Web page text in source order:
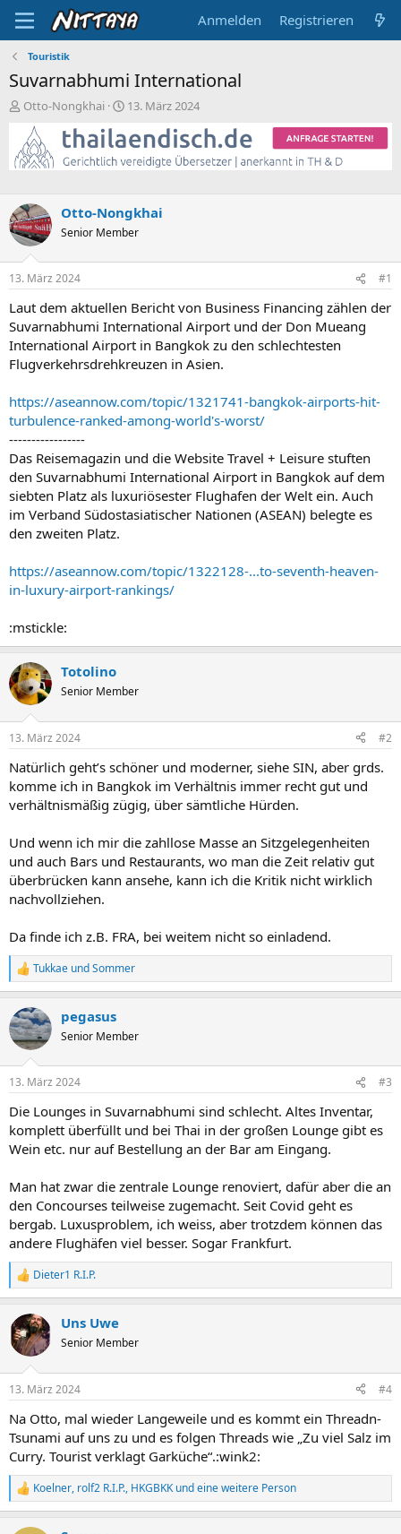
Anmelden Registrieren
Touristik
Suvarnabhumi International
E
s
t
e
l
e
r
Otto-Nongkhai
E
s
e
t
a
13. März 2024
Otto-Nongkhai
Senior Member
13. März 2024 #1
Laut dem aktuellen Bericht von Business Financing zählen der
Suvarnabhumi International Airport und der Don Mueang
International Airport in Bangkok zu den schlechtesten
Flugverkehrsdrehkreuzen in Asien.
https://aseannow.com/topic/1321741-bangkok-airports-hit-
turbulence-ranked-among-world's-worst/
-----------------
Das Reisemagazin und die Website Travel + Leisure stuften
den Suvarnabhumi International Airport in Bangkok auf dem
siebten Platz als luxuriösester Flughafen der Welt ein. Auch
im Verband Südostasiatischer Nationen (ASEAN) belegte es
den zweiten Platz.
https://aseannow.com/topic/1322128-...to-seventh-heaven-
in-luxury-airport-rankings/
:mstickle:
Totolino
Senior Member
13. März 2024 #2
Natürlich geht’s schöner und moderner, siehe SIN, aber grds.
komme ich in Bangkok im Verhältnis immer recht gut und
verhältnismäßig zügig, über sämtliche Hürden.
Und wenn ich mir die zahllose Masse an Sitzgelegenheiten
und auch Bars und Restaurants, wo man die Zeit relativ gut
überbrücken kann ansehe, kann ich die Kritik nicht wirklich
nachvollziehen.
Da finde ich z.B. FRA, bei weitem nicht so einladend.
R
e
k
t
i
n
e
n
:
Tukkae undSommer
pegasus
Senior Member
13. März 2024 #3
Die Lounges in Suvarnabhumi sind schlecht. Altes Inventar,
komplett überfüllt und bei Thai in der großen Lounge gibt es
Wein etc. nur auf Bestellung an der Bar am Eingang.
Man hat zwar die zentrale Lounge renoviert, dafür aber die an
den Concourses teilweise zugemacht. Seit Covid geht es
bergab. Luxusproblem, ich weiss, aber trotzdem können das
andere Flughäfen viel besser. Sogar Frankfurt.
R
e
k
t
i
e
:
Dieter1 R.I.P.
Uns Uwe
Senior Member
13. März 2024 #4
Na Otto, mal wieder Langeweile und es kommt ein Threadn-
Tsunami auf uns zu und es folgen Threads wie „Zu viel Salz im
Curry. Tourist verklagt Garküche“.:wink2:
R
e
Koelner, rolf2 R.I.P., HKGBKKund eine weitere Person